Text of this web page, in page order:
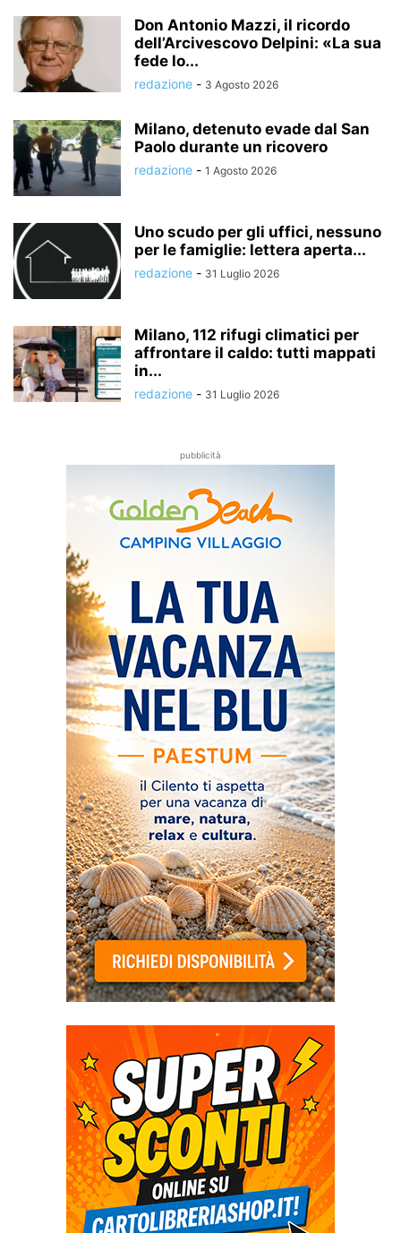
Don Antonio Mazzi, il ricordo
dell’Arcivescovo Delpini: «La sua
fede lo...
redazione - 3 Agosto 2026
Milano, detenuto evade dal San
Paolo durante un ricovero
redazione - 1 Agosto 2026
Uno scudo per gli uffici, nessuno
per le famiglie: lettera aperta...
redazione - 31 Luglio 2026
Milano, 112 rifugi climatici per
affrontare il caldo: tutti mappati
in...
redazione - 31 Luglio 2026
pubblicità